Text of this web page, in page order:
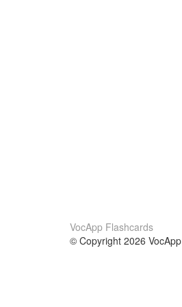
VocApp Flashcards
© Copyright 2026 VocApp